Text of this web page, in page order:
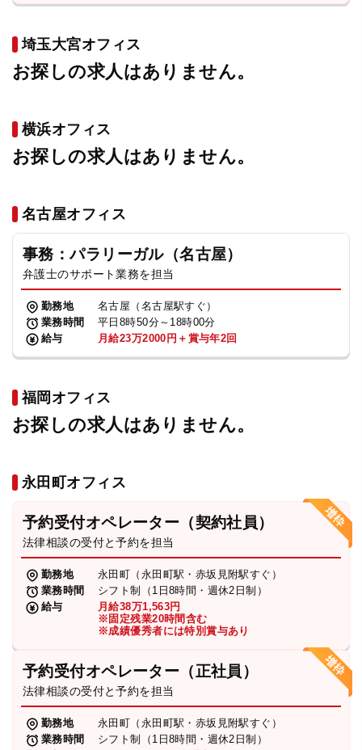
埼玉大宮オフィス
お探しの求人はありません。
横浜オフィス
お探しの求人はありません。
名古屋オフィス
事務：パラリーガル（名古屋）
弁護士のサポート業務を担当
勤務地
名古屋（名古屋駅すぐ）
業務時間
平日8時50分～18時00分
給与
月給23万2000円＋賞与年2回
福岡オフィス
お探しの求人はありません。
永田町オフィス
予約受付オペレーター（契約社員）
法律相談の受付と予約を担当
勤務地
永田町（永田町駅・赤坂見附駅すぐ）
業務時間
シフト制（1日8時間・週休2日制）
給与
月給38万1,563円
※固定残業20時間含む
※成績優秀者には特別賞与あり
予約受付オペレーター（正社員）
法律相談の受付と予約を担当
勤務地
永田町（永田町駅・赤坂見附駅すぐ）
業務時間
シフト制（1日8時間・週休2日制）